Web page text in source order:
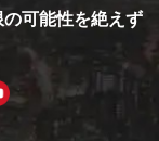
可能性を絶えず